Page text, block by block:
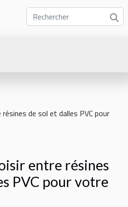
de sol et dalles PVC pour
entre résines
PVC pour votre